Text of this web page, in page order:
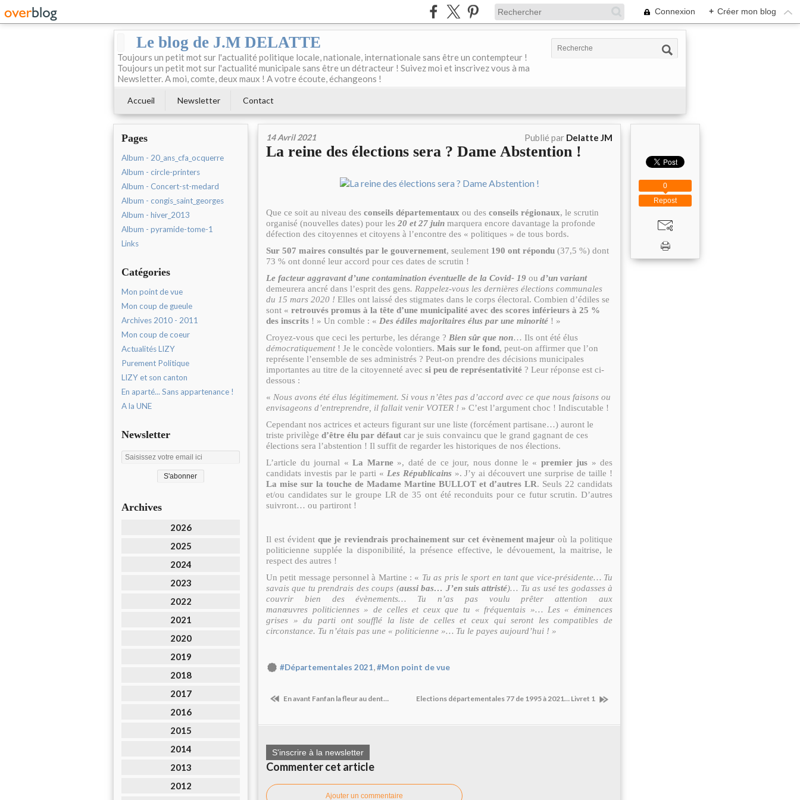
Connexion + Créer mon blog
Le blog de J.M DELATTE
Toujours un petit mot sur l'actualité politique locale, nationale, internationale sans être un contempteur !
Toujours un petit mot sur l'actualité municipale sans être un détracteur ! Suivez moi et inscrivez vous à ma
Newsletter. A moi, comte, deux maux ! A votre écoute, échangeons !
Accueil Newsletter Contact
Pages
Album - 20_ans_cfa_ocquerre
Album - circle-printers
Album - Concert-st-medard
Album - congis_saint_georges
Album - hiver_2013
Album - pyramide-tome-1
Links
Catégories
Mon point de vue
Mon coup de gueule
Archives 2010 - 2011
Mon coup de coeur
Actualités LIZY
Purement Politique
LIZY et son canton
En aparté... Sans appartenance !
A la UNE
Newsletter
Archives
2026
2025
2024
2023
2022
2021
2020
2019
2018
2017
2016
2015
2014
2013
2012
14 Avril 2021 Publié par Delatte JM
La reine des élections sera ? Dame Abstention !
Que ce soit au niveau des conseils départementaux ou des conseils régionaux, le scrutin
organisé (nouvelles dates) pour les 20 et 27 juin marquera encore davantage la profonde
défection des citoyennes et citoyens à l’encontre des « politiques » de tous bords.
Sur 507 maires consultés par le gouvernement, seulement 190 ont répondu (37,5 %) dont
73 % ont donné leur accord pour ces dates de scrutin !
Le facteur aggravant d’une contamination éventuelle de la Covid- 19 ou d’un variant
demeurera ancré dans l’esprit des gens. Rappelez-vous les dernières élections communales
du 15 mars 2020 ! Elles ont laissé des stigmates dans le corps électoral. Combien d’édiles se
sont « retrouvés promus à la tête d’une municipalité avec des scores inférieurs à 25 %
des inscrits ! » Un comble : « Des édiles majoritaires élus par une minorité ! »
Croyez-vous que ceci les perturbe, les dérange ? Bien sûr que non… Ils ont été élus
démocratiquement! Je le concède volontiers. Mais sur le fond, peut-on affirmer que l’on
représente l’ensemble de ses administrés ? Peut-on prendre des décisions municipales
importantes au titre de la citoyenneté avec si peu de représentativité ? Leur réponse est ci-
dessous :
« Nous avons été élus légitimement. Si vous n’êtes pas d’accord avec ce que nous faisons ou
envisageons d’entreprendre, il fallait venir VOTER ! » C’est l’argument choc ! Indiscutable !
Cependant nos actrices et acteurs figurant sur une liste (forcément partisane…) auront le
triste privilège d’être élu par défaut car je suis convaincu que le grand gagnant de ces
élections sera l’abstention ! Il suffit de regarder les historiques de nos élections.
L’article du journal « La Marne », daté de ce jour, nous donne le « premier jus » des
candidats investis par le parti « Les Républicains». J’y ai découvert une surprise de taille !
La mise sur la touche de Madame Martine BULLOT et d’autres LR. Seuls 22 candidats
et/ou candidates sur le groupe LR de 35 ont été reconduits pour ce futur scrutin. D’autres
suivront… ou partiront !
Il est évident que je reviendrais prochainement sur cet évènement majeur où la politique
politicienne supplée la disponibilité, la présence effective, le dévouement, la maitrise, le
respect des autres !
Un petit message personnel à Martine : « Tu as pris le sport en tant que vice-présidente… Tu
savais que tu prendrais des coups (aussi bas… J’en suis attristé)… Tu as usé tes godasses à
couvrir bien des évènements… Tu n’as pas voulu prêter attention aux
manœuvres politiciennes » de celles et ceux que tu « fréquentais »… Les « éminences
grises » du parti ont soufflé la liste de celles et ceux qui seront les compatibles de
circonstance. Tu n’étais pas une « politicienne »… Tu le payes aujourd’hui ! »
#Départementales 2021,#Mon point de vue
En avant Fanfan la fleur au dent… Elections départementales 77 de 1995 à 2021… Livret 1
S'inscrire à la newsletter
Commenter cet article
Ajouter un commentaire
Repost
0